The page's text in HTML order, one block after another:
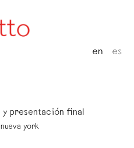
en es
presentación final
york